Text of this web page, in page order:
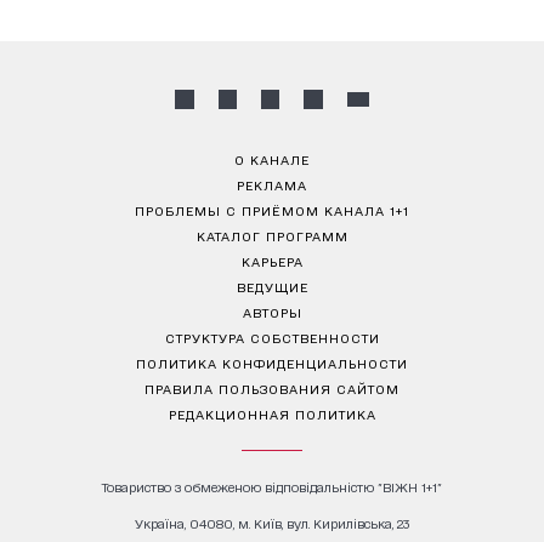
О КАНАЛЕ
РЕКЛАМА
ПРОБЛЕМЫ С ПРИЁМОМ КАНАЛА 1+1
КАТАЛОГ ПРОГРАММ
КАРЬЕРА
ВЕДУЩИЕ
АВТОРЫ
СТРУКТУРА СОБСТВЕННОСТИ
ПОЛИТИКА КОНФИДЕНЦИАЛЬНОСТИ
ПРАВИЛА ПОЛЬЗОВАНИЯ САЙТОМ
РЕДАКЦИОННАЯ ПОЛИТИКА
Товариство з обмеженою відповідальністю "ВІЖН 1+1"
Україна, 04080, м. Київ, вул. Кирилівська, 23